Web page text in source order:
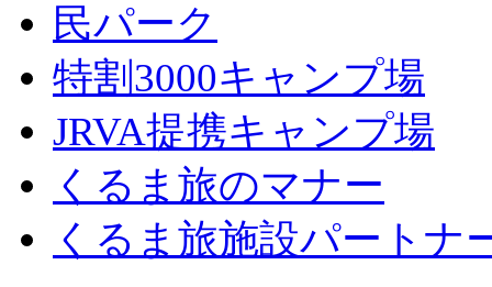
民パーク
特割3000キャンプ場
JRVA提携キャンプ場
くるま旅のマナー
くるま旅施設パートナ